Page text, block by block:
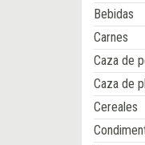
Bebidas
Carnes
Caza de
Caza de
Cereales